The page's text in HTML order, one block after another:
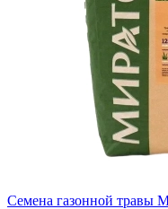
Семена газонной травы